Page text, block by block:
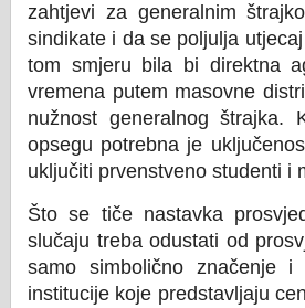
zahtjevi za generalnim
sindikate i da se poljulja
tom smjeru bila bi direktna
vremena putem masovne
nužnost generalnog
opsegu potrebna je
uključiti prvenstveno studenti i
Što se tiče nastavka
slučaju treba odustati od
samo simbolično značenje
institucije koje predstavljaju